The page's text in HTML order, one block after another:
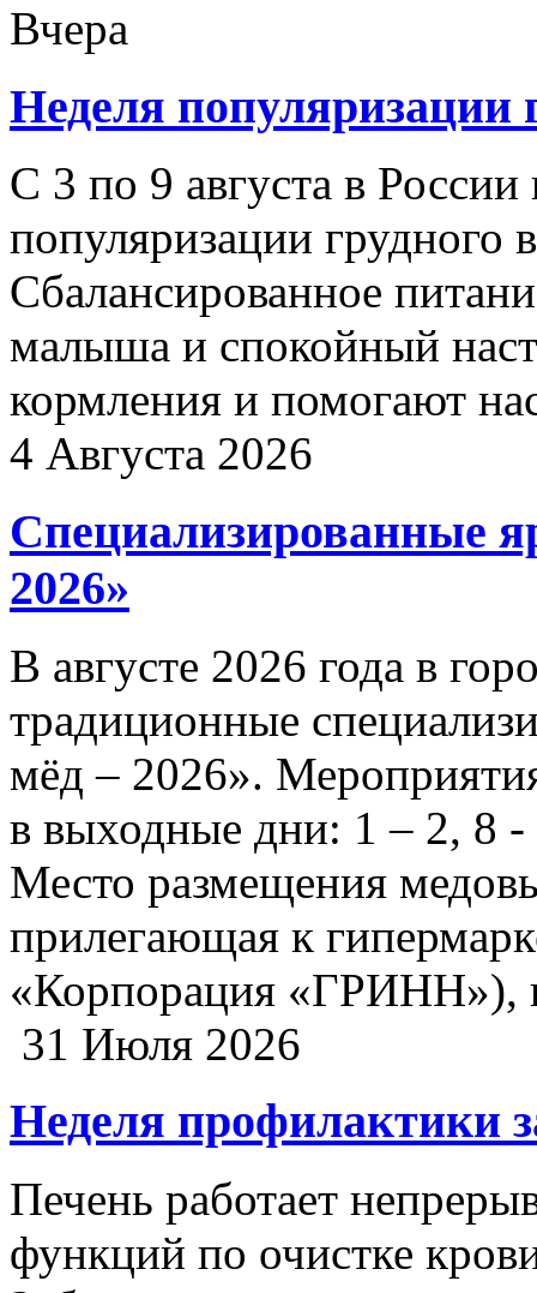
Вчера
Неделя популяризации
С 3 по 9 августа в
популяризации грудного
Сбалансированное
малыша и спокойный
кормления и помогают
4 Августа 2026
Специализированные
2026»
В августе 2026 года в
традиционные
мёд – 2026».
в выходные дни: 1 – 2, 8 -
Место размещения
прилегающая к
«Корпорация «ГРИНН»),
31 Июля 2026
Неделя профилактики
Печень работает
функций по очистке